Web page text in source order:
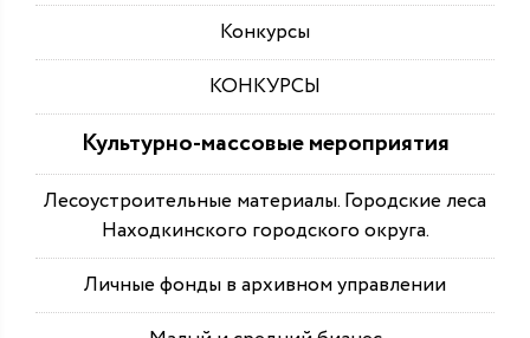
Конкурсы
КОНКУРСЫ
Культурно-массовые мероприятия
Лесоустроительные материалы. Городские леса
Находкинского городского округа.
Личные фонды в архивном управлении